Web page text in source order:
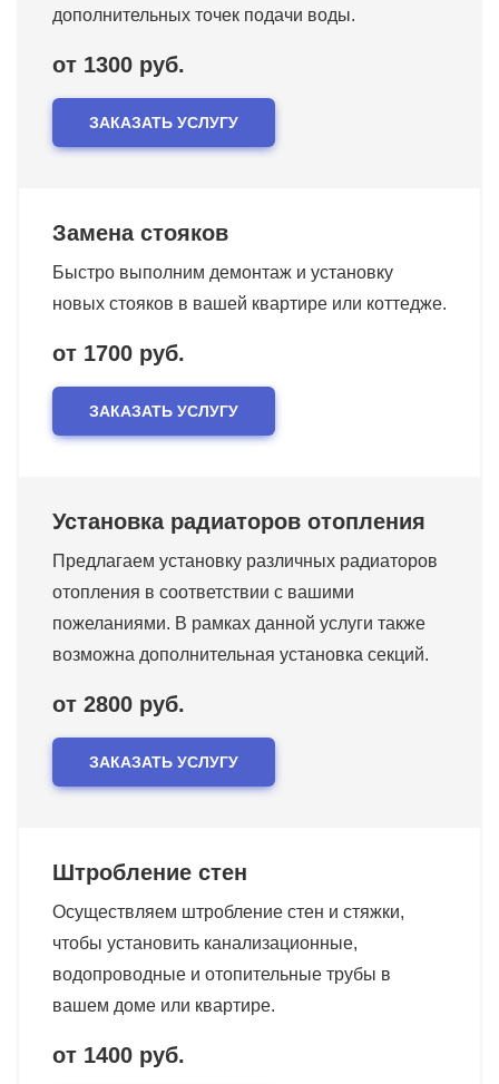
дополнительных точек подачи воды.
от 1300 руб.
ЗАКАЗАТЬ УСЛУГУ
Замена стояков
Быстро выполним демонтаж и установку
новых стояков в вашей квартире или коттедже.
от 1700 руб.
ЗАКАЗАТЬ УСЛУГУ
Установка радиаторов отопления
Предлагаем установку различных радиаторов
отопления в соответствии с вашими
пожеланиями. В рамках данной услуги также
возможна дополнительная установка секций.
от 2800 руб.
ЗАКАЗАТЬ УСЛУГУ
Штробление стен
Осуществляем штробление стен и стяжки,
чтобы установить канализационные,
водопроводные и отопительные трубы в
вашем доме или квартире.
от 1400 руб.